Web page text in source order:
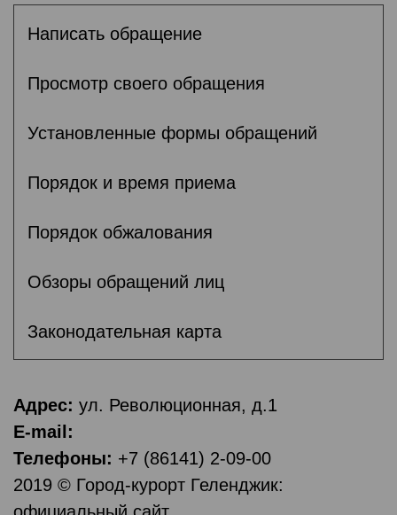
Написать обращение
Просмотр своего обращения
Установленные формы обращений
Порядок и время приема
Порядок обжалования
Обзоры обращений лиц
Законодательная карта
Адрес: ул. Революционная, д.1
E-mail:
Телефоны: +7 (86141) 2-09-00
2019 © Город-курорт Геленджик: